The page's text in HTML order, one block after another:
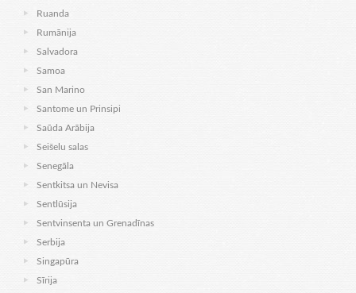
Ruanda
Rumānija
Salvadora
Samoa
San Marino
Santome un Prinsipi
Saūda Arābija
Seišelu salas
Senegāla
Sentkitsa un Nevisa
Sentlūsija
Sentvinsenta un Grenadīnas
Serbija
Singapūra
Sīrija